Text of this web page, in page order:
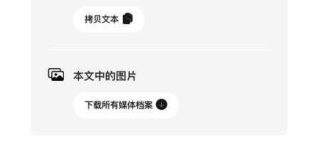
2021
月
拷贝文本
本文中的图片
下载所有媒体档案